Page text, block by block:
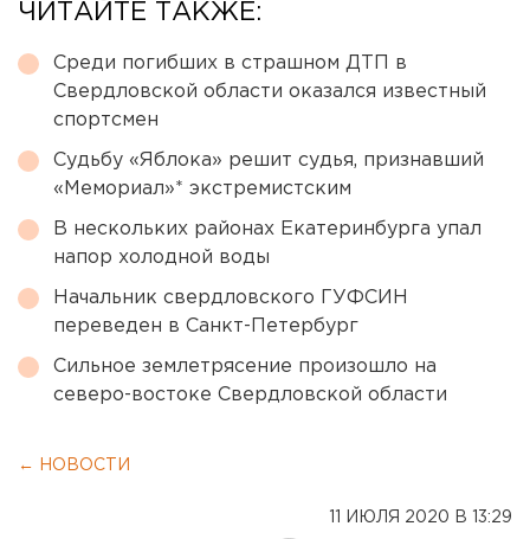
ЧИТАЙТЕ ТАКЖЕ:
Среди погибших в страшном ДТП в
Свердловской области оказался известный
спортсмен
Судьбу «Яблока» решит судья, признавший
«Мемориал»* экстремистским
В нескольких районах Екатеринбурга упал
напор холодной воды
Начальник свердловского ГУФСИН
переведен в Санкт-Петербург
Сильное землетрясение произошло на
северо-востоке Свердловской области
← НОВОСТИ
11 ИЮЛЯ 2020 В 13:29